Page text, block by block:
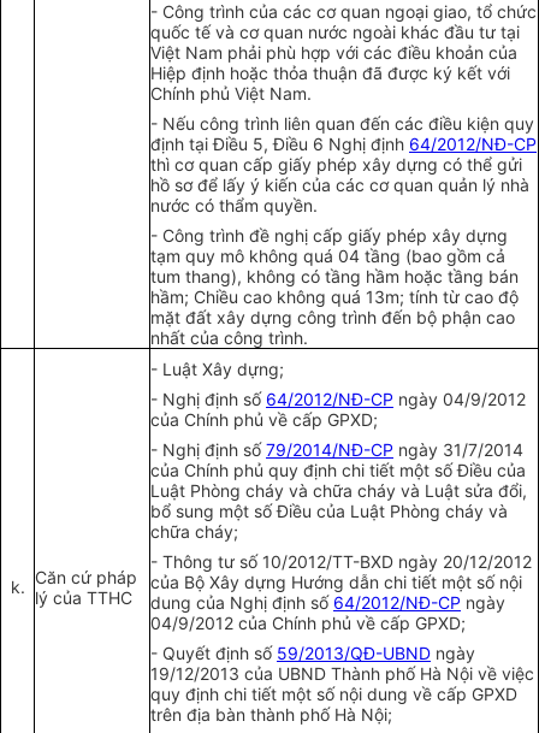
- Công trình của các cơ quan ngoại giao, tổ chức
quốc tế và cơ quan nước ngoài khác đầu tư tại
Việt Nam phải phù hợp với các điều khoản của
Hiệp định hoặc thỏa thuận đã được ký kết với
Chính phủ Việt Nam.
- Nếu công trình liên quan đến các điều kiện quy
định tại Điều 5,Điều 6 Nghị định 64/2012/NĐ-CP
thì cơ quan cấp giấy phép xây dựng có thể gửi
hồ sơ để lấy ý kiến của các cơ quan quản lý nhà
nước có thẩm quyền.
- Công trình đề nghị cấp giấy phép xây dựng
tạm quy mô không quá 04 tầng (bao gồm cả
tum thang), không có tầng hầm hoặc tầng bán
hầm; Chiều cao không quá 13m; tính từ cao độ
mặt đất xây dựng công trình đến bộ phận cao
nhất của công trình.
k. Căn cứ pháp
lý của TTHC
- Luật Xây dựng;
- Nghị định số 64/2012/NĐ-CP ngày 04/9/2012
của Chính phủ về cấp GPXD;
- Nghị định số 79/2014/NĐ-CP ngày 31/7/2014
của Chính phủ quy định chi tiết một số Điều của
Luật Phòng cháy và chữa cháy và Luật sửa đổi,
bổ sung một số Điều của Luật Phòng cháy và
chữa cháy;
- Thông tư số 10/2012/TT-BXD ngày 20/12/2012
của Bộ Xây dựng Hướng dẫn chi tiết một số nội
dung của Nghị định số 64/2012/NĐ-CP ngày
04/9/2012 của Chính phủ về cấp GPXD;
- Quyết định số 59/2013/QĐ-UBND ngày
19/12/2013 của UBND Thành phố Hà Nội về việc
quy định chi tiết một số nội dung về cấp GPXD
trên địa bàn thành phố Hà Nội;